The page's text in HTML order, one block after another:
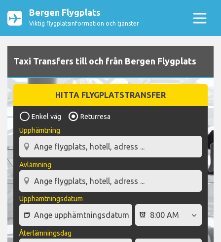
Bergen Flygplats
Viktig flygplatsinformation och tjänster
Taxi Transfers till och från Bergen Flygplats
HITTA FLYGPLATSTRANSFER
Enkel väg
Returresa
Upphämtning
Avlämning
Upphämtningsdatum
Återlämningsdag